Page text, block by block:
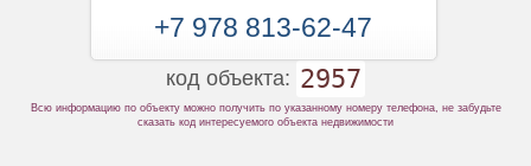
+7 978 813-62-47
код объекта: 2957
Всю информацию по объекту можно получить по указанному номеру телефона, не забудьте
сказать код интересуемого объекта недвижимости